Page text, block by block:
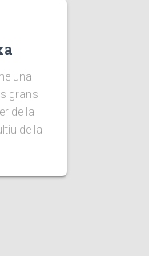
una
grans
de la
de la